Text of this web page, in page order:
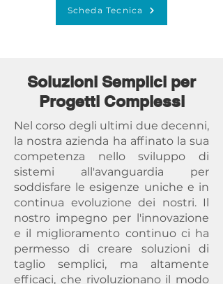
Scheda Tecnica
Soluzioni Semplici per
Progetti Complessi
Nel corso degli ultimi due decenni,
la nostra azienda ha affinato la sua
competenza nello sviluppo di
sistemi all'avanguardia per
soddisfare le esigenze uniche e in
continua evoluzione dei nostri. Il
nostro impegno per l'innovazione
e il miglioramento continuo ci ha
permesso di creare soluzioni di
taglio semplici, ma altamente
efficaci, che rivoluzionano il modo